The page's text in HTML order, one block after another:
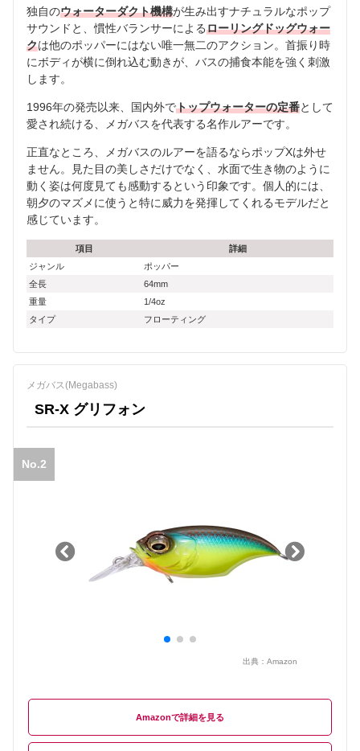
独自のウォーターダクト機構が生み出すナチュラルなポップ
サウンドと、慣性バランサーによるローリングドッグウォー
クは他のポッパーにはない唯一無二のアクション。首振り時
にボディが横に倒れ込む動きが、バスの捕食本能を強く刺激
します。
1996年の発売以来、国内外でトップウォーターの定番として
愛され続ける、メガバスを代表する名作ルアーです。
正直なところ、メガバスのルアーを語るならポップXは外せ
ません。見た目の美しさだけでなく、水面で生き物のように
動く姿は何度見ても感動するという印象です。個人的には、
朝夕のマズメに使うと特に威力を発揮してくれるモデルだと
感じています。
項目
詳細
ジャンル
ポッパー
全長
64mm
重量
1/4oz
タイプ
フローティング
メガバス(Megabass)
SR-X グリフォン
No.2
出典： Amazon
Amazon